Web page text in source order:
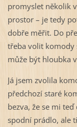
promyslet několik
prostor – je tedy
dobře měřit. Do
třeba volit komody
může být hloubka
Já jsem zvolila
předchozí staré
bezva, že se mi
spodní prádlo, ale